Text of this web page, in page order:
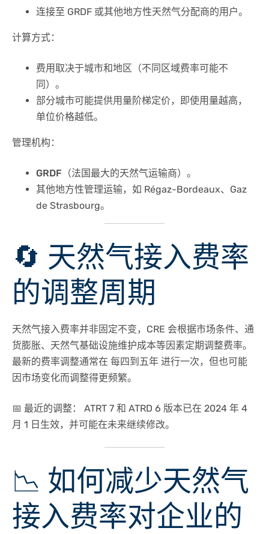
连接至 GRDF 或其他地方性天然气分配商的用户。
计算方式：
费用取决于城市和地区（不同区域费率可能不
同）。
部分城市可能提供用量阶梯定价，即使用量越高，
单位价格越低。
管理机构：
GRDF （法国最大的天然气运输商）。
其他地方性管理运输，如 Régaz-Bordeaux、Gaz
de Strasbourg。
🔄 天然气接入费率
的调整周期
天然气接入费率并非固定不变，CRE 会根据市场条件、通
货膨胀、天然气基础设施维护成本等因素定期调整费率。
最新的费率调整通常在 每四到五年 进行一次，但也可能
因市场变化而调整得更频繁。
📅 最近的调整：
ATRT 7 和 ATRD 6 版本已在 2024 年 4
月 1 日生效，并可能在未来继续修改。
📉 如何减少天然气
接入费率对企业的